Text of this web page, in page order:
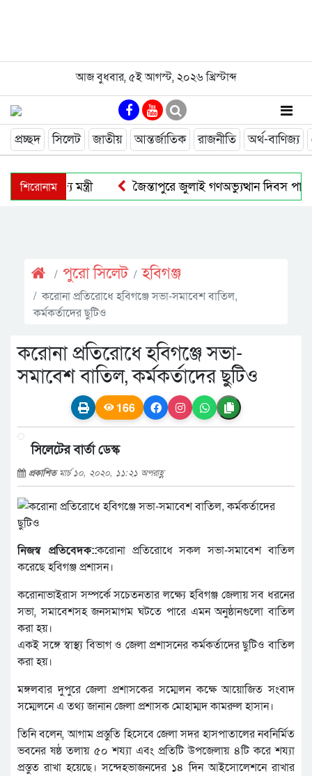
আজবুধবার,৫ই আগস্ট, ২০২৬ খ্রিস্টাব্দ
প্রচ্ছদ সিলেট জাতীয় আন্তর্জাতিক রাজনীতি অর্থ-বাণিজ্য
শিরোনাম
বাণিজ্য মন্ত্রী জৈন্তাপুরে জুলাই গণঅভ্যুত্থান দিবস পালিত
পুরাে সিলেট হবিগঞ্জ
করোনা প্রতিরোধে হবিগঞ্জে সভা-সমাবেশ বাতিল,
কর্মকর্তাদের ছুটিও
করোনা প্রতিরোধে হবিগঞ্জে সভা-
সমাবেশ বাতিল, কর্মকর্তাদের ছুটিও
166
সিলেটের বার্তা ডেস্ক
প্রকাশিতমার্চ ১০, ২০২০, ১১:২১ অপরাহ্ণ
নিজস্ব প্রতিবেদক::করোনা প্রতিরোধে সকল সভা-সমাবেশ বাতিল
করেছে হবিগঞ্জ প্রশাসন।
করোনাভাইরাস সম্পর্কে সচেতনতার লক্ষ্যে হবিগঞ্জ জেলায় সব ধরনের
সভা, সমাবেশসহ জনসমাগম ঘটতে পারে এমন অনুষ্ঠানগুলো বাতিল
করা হয়।
একই সঙ্গে স্বাস্থ্য বিভাগ ও জেলা প্রশাসনের কর্মকর্তাদের ছুটিও বাতিল
করা হয়।
মঙ্গলবার দুপুরে জেলা প্রশাসকের সম্মেলন কক্ষে আয়োজিত সংবাদ
সম্মেলনে এ তথ্য জানান জেলা প্রশাসক মোহাম্মদ কামরুল হাসান।
তিনি বলেন, আগাম প্রস্তুতি হিসেবে জেলা সদর হাসপাতালের নবনির্মিত
ভবনের ষষ্ঠ তলায় ৫০ শয্যা এবং প্রতিটি উপজেলায় ৪টি করে শয্যা
প্রস্তুত রাখা হয়েছে। সন্দেহভাজনদের ১৪ দিন আইসোলেশনে রাখার